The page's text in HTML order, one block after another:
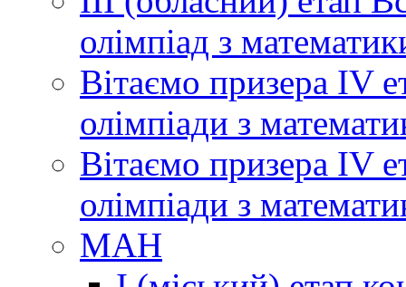
олімпіад з
Вітаємо призера ІV
олімпіади з
Вітаємо призера ІV
олімпіади з
МАН